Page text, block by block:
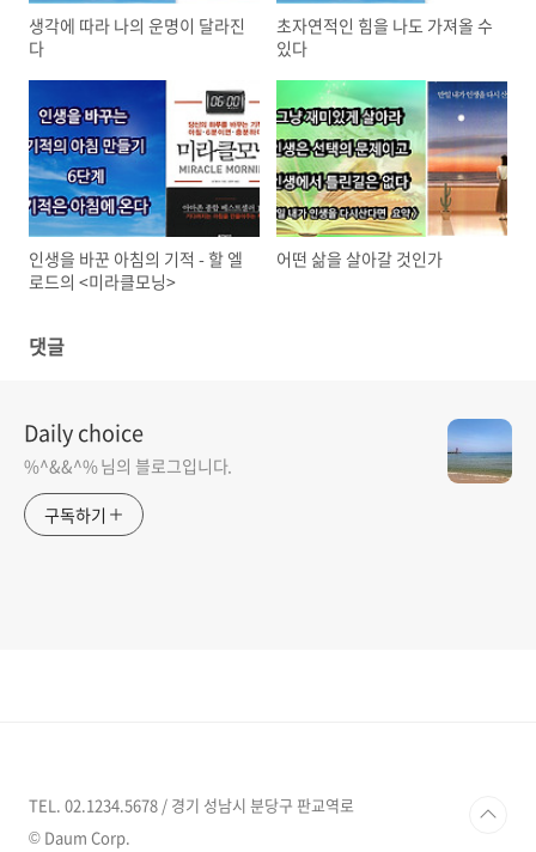
생각에 따라 나의 운명이 달라진
다
초자연적인 힘을 나도 가져올 수
있다
인생을 바꾼 아침의 기적 - 할 엘
로드의 <미라클모닝>
어떤 삶을 살아갈 것인가
댓글
Daily choice
%^&&^% 님의 블로그입니다.
구독하기
TEL. 02.1234.5678 / 경기 성남시 분당구 판교역로
© Daum Corp.